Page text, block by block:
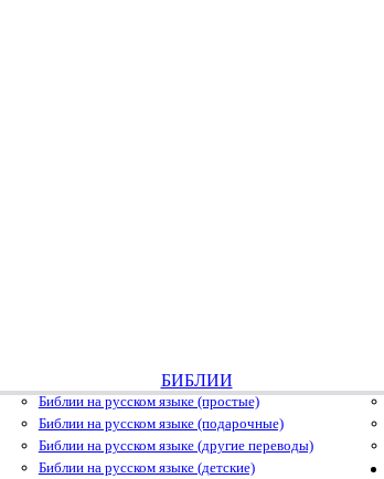
БИБЛИИ
Библии на русском языке (простые)
Библии на русском языке (подарочные)
Библии на русском языке (другие переводы)
Библии на русском языке (детские)